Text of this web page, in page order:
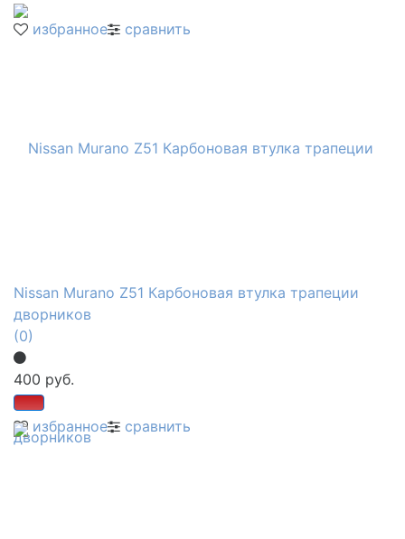
избранное сравнить
избранное сравнить
Nissan Murano Z51 Карбоновая втулка трапеции
дворников
(0)
400 руб.